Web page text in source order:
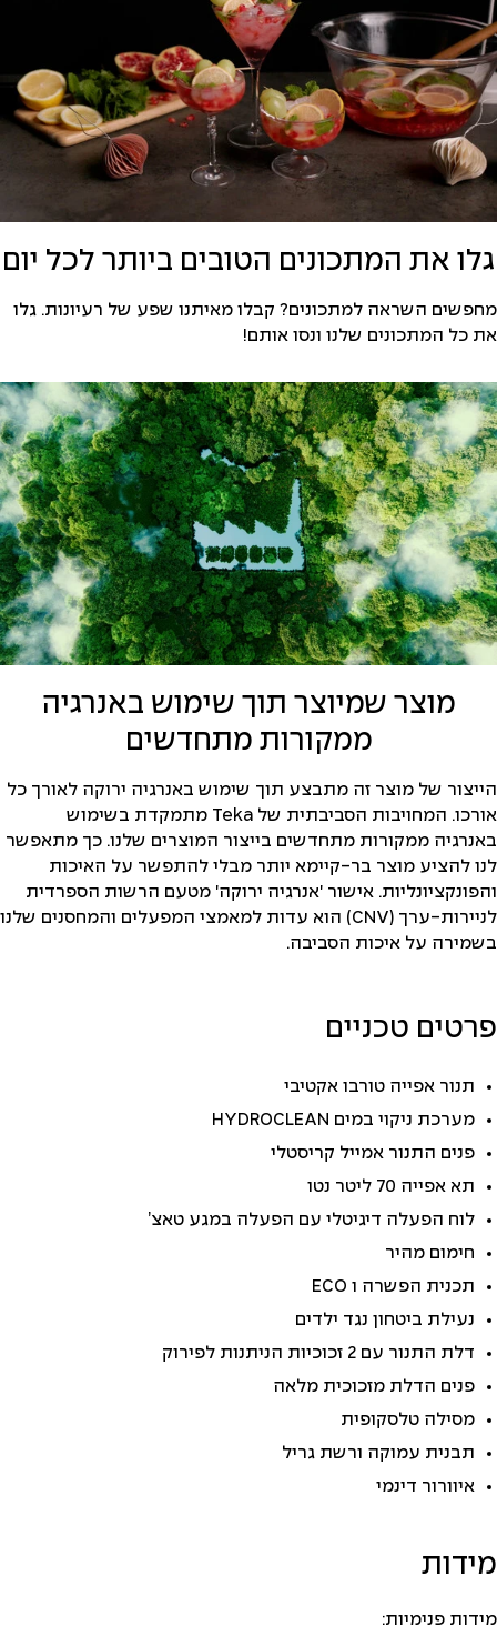
גלו את המתכונים הטובים ביותר לכל יום
מחפשים השראה למתכונים? קבלו מאיתנו שפע של רעיונות. גלו
את כל המתכונים שלנו ונסו אותם!
מוצר שמיוצר תוך שימוש באנרגיה
ממקורות מתחדשים
הייצור של מוצר זה מתבצע תוך שימוש באנרגיה ירוקה לאורך כל
אורכו. המחויבות הסביבתית של Teka מתמקדת בשימוש
באנרגיה ממקורות מתחדשים בייצור המוצרים שלנו. כך מתאפשר
לנו להציע מוצר בר-קיימא יותר מבלי להתפשר על האיכות
והפונקציונליות. אישור 'אנרגיה ירוקה' מטעם הרשות הספרדית
לניירות-ערך (CNV) הוא עדות למאמצי המפעלים והמחסנים שלנו
בשמירה על איכות הסביבה.
פרטים טכניים
תנור אפייה טורבו אקטיבי
מערכת ניקוי במים HYDROCLEAN
פנים התנור אמייל קריסטלי
תא אפייה 70 ליטר נטו
לוח הפעלה דיגיטלי עם הפעלה במגע טאצ’
חימום מהיר
תכנית הפשרה ו ECO
נעילת ביטחון נגד ילדים
דלת התנור עם 2 זכוכיות הניתנות לפירוק
פנים הדלת מזכוכית מלאה
מסילה טלסקופית
תבנית עמוקה ורשת גריל
איוורור דינמי
מידות
מידות פנימיות: